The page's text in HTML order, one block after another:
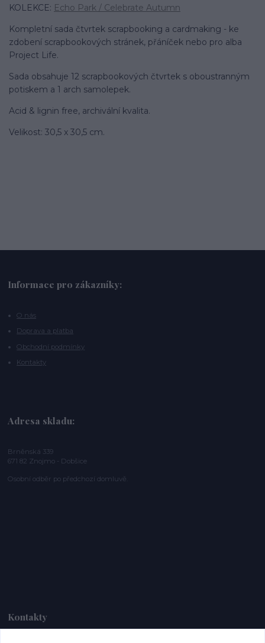
KOLEKCE: Echo Park / Celebrate Autumn
Kompletní sada čtvrtek scrapbooking a cardmaking - ke
zdobení scrapbookových stránek, přáníček nebo pro alba
Project Life.
Sada obsahuje 12 scrapbookových čtvrtek s oboustranným
potiskem a 1 arch samolepek.
Acid & lignin free, archivální kvalita.
Velikost: 30,5 x 30,5 cm.
Informace pro zákazníky:
O nás
Doprava a platba
Obchodní podmínky
Kontakty
Adresa skladu:
Brněnská 339
671 82 Znojmo - Dobšice
Osobní odběr po předchozí domluvě.
Kontakty